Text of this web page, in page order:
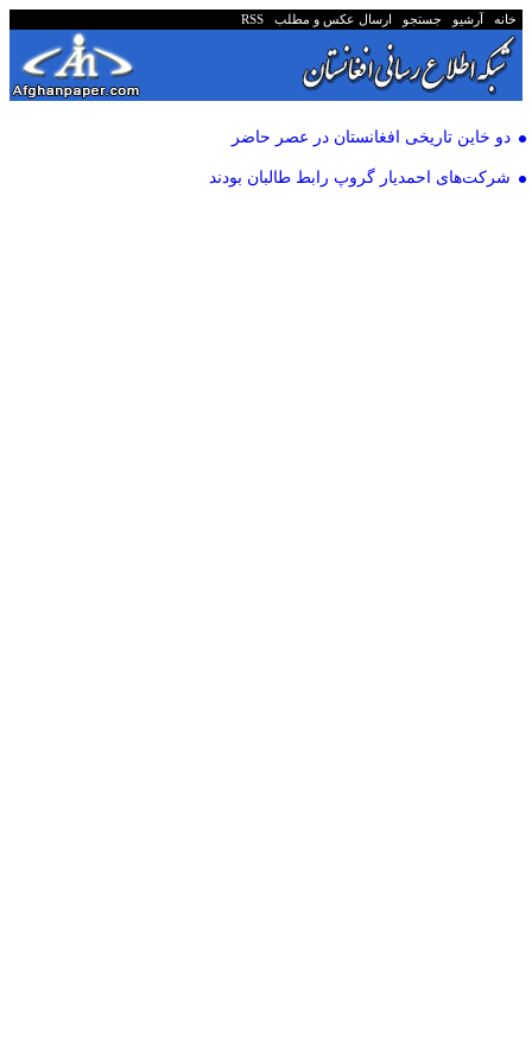
خانه آرشیو جستجو ارسال عکس و مطلب RSS
دو خاین تاریخی افغانستان در عصر حاضر
شرکت‌های احمدیار گروپ رابط طالبان بودند